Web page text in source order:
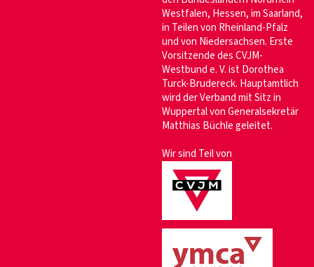
Westfalen, Hessen, im Saarland,
in Teilen von Rheinland-Pfalz
und von Niedersachsen. Erste
Vorsitzende des CVJM-
Westbund e. V. ist Dorothea
Turck-Brudereck. Hauptamtlich
wird der Verband mit Sitz in
Wuppertal von Generalsekretär
Matthias Büchle geleitet.
Wir sind Teil von